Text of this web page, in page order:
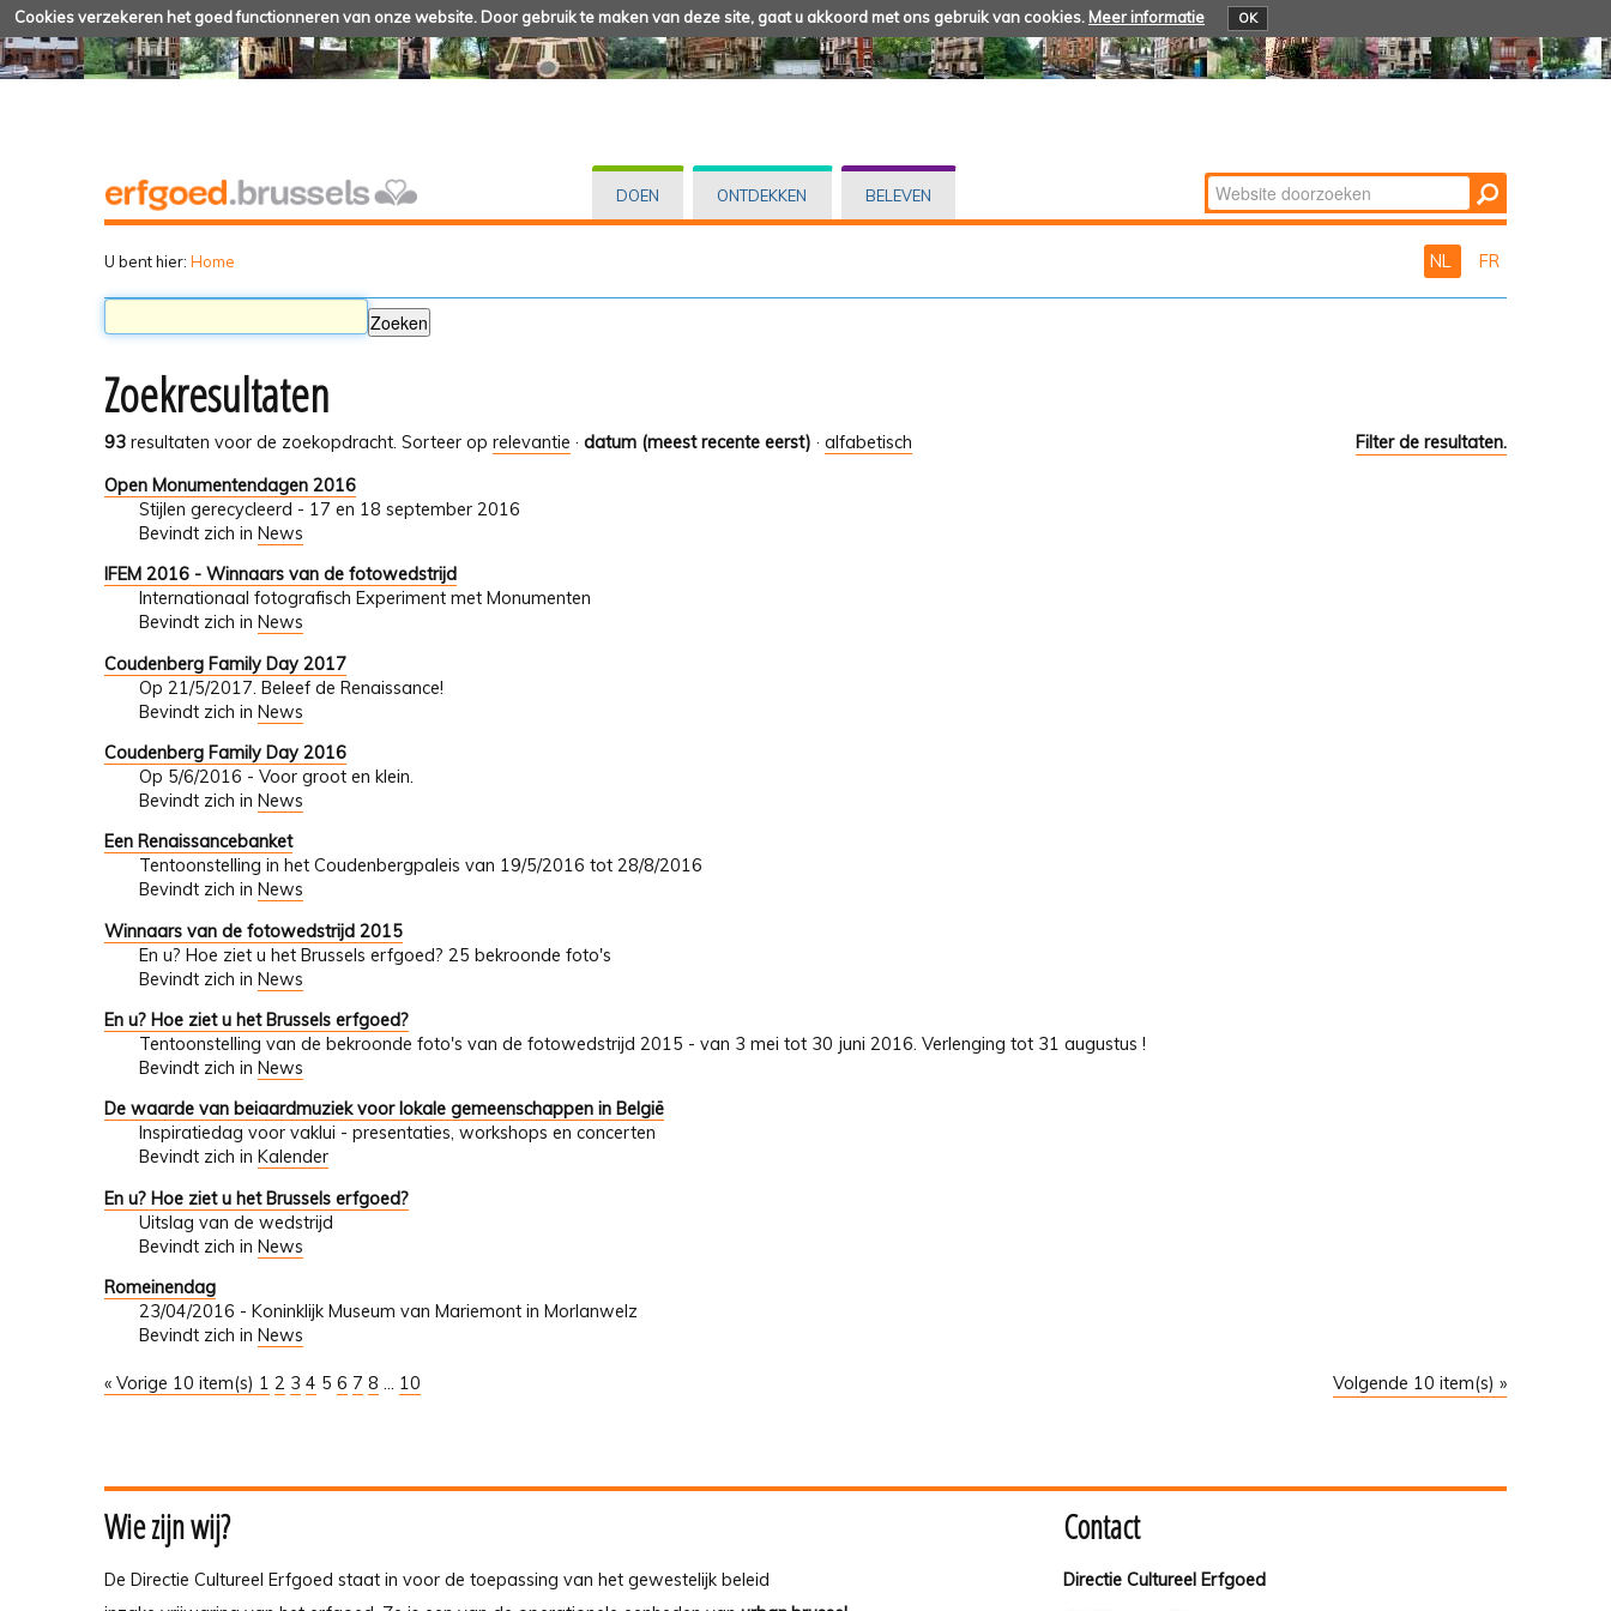
Cookies verzekeren het goed functionneren van onze website. Door gebruik te maken van deze site, gaat u akkoord met ons gebruik van cookies. Meer informatie OK
DOEN ONTDEKKEN BELEVEN Zoek
Geavanceerd
U bent hier: Home NL FR
Zoekresultaten
93 resultaten voor de zoekopdracht. Filter de resultaten.
Sorteer op relevantie · datum (meest recente eerst) · alfabetisch
Open Monumentendagen 2016
Stijlen gerecycleerd - 17 en 18 september 2016
Bevindt zich in News
IFEM 2016 - Winnaars van de fotowedstrijd
Internationaal fotografisch Experiment met Monumenten
Bevindt zich in News
Coudenberg Family Day 2017
Op 21/5/2017. Beleef de Renaissance!
Bevindt zich in News
Coudenberg Family Day 2016
Op 5/6/2016 - Voor groot en klein.
Bevindt zich in News
Een Renaissancebanket
Tentoonstelling in het Coudenbergpaleis van 19/5/2016 tot 28/8/2016
Bevindt zich in News
Winnaars van de fotowedstrijd 2015
En u? Hoe ziet u het Brussels erfgoed? 25 bekroonde foto's
Bevindt zich in News
En u? Hoe ziet u het Brussels erfgoed?
Tentoonstelling van de bekroonde foto's van de fotowedstrijd 2015 - van 3 mei tot 30 juni 2016. Verlenging tot 31 augustus !
Bevindt zich in News
De waarde van beiaardmuziek voor lokale gemeenschappen in België
Inspiratiedag voor vaklui - presentaties, workshops en concerten
Bevindt zich in Kalender
En u? Hoe ziet u het Brussels erfgoed?
Uitslag van de wedstrijd
Bevindt zich in News
Romeinendag
23/04/2016 - Koninklijk Museum van Mariemont in Morlanwelz
Bevindt zich in News
« Vorige 10 item(s) Volgende 10 item(s) »
1 2 3 4 5 6 7 8 ... 10
Wie zijn wij?
De Directie Cultureel Erfgoed staat in voor de toepassing van het gewestelijk beleid
Contact
Directie Cultureel Erfgoed